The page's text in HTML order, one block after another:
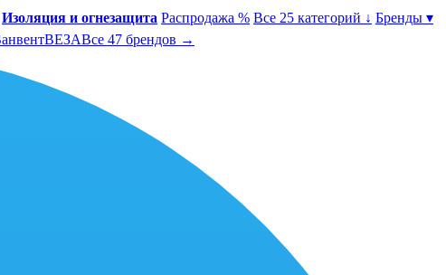
Изоляция и огнезащита Распродажа % Все 25 категорий ↓ Бренды ▾
ВЕЗАВсе 47 брендов →